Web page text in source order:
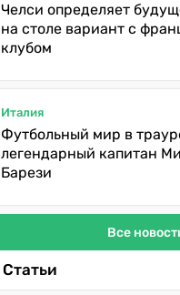
Челси определяет
на столе вариант с
клубом
Италия
Футбольный мир в
легендарный капитан
Барези
Все
Статьи